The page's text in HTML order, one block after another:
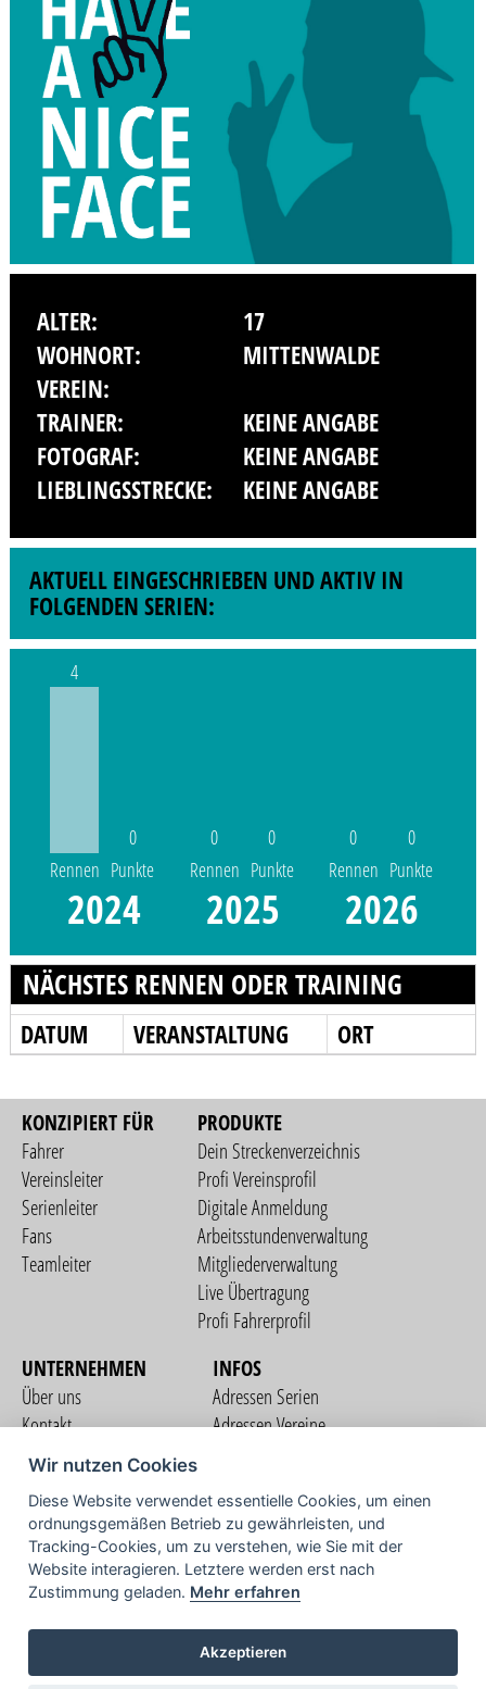
ALTER:
17
WOHNORT:
MITTENWALDE
VEREIN:
TRAINER:
KEINE ANGABE
FOTOGRAF:
KEINE ANGABE
LIEBLINGSSTRECKE:
KEINE ANGABE
AKTUELL EINGESCHRIEBEN UND AKTIV IN
FOLGENDEN SERIEN:
4
Rennen
0
Punkte
2024
0
Rennen
0
Punkte
2025
0
Rennen
0
Punkte
2026
NÄCHSTES RENNEN ODER TRAINING
DATUM VERANSTALTUNG ORT
KONZIPIERT FÜR
Fahrer
Vereinsleiter
Serienleiter
Fans
Teamleiter
PRODUKTE
Dein Streckenverzeichnis
Profi Vereinsprofil
Digitale Anmeldung
Arbeitsstundenverwaltung
Mitgliederverwaltung
Live Übertragung
Profi Fahrerprofil
UNTERNEHMEN
Über uns
Kontakt
Nutzungsbedingungen
Datenschutzerklärung
Impressum
INFOS
Adressen Serien
Adressen Vereine
COMMUNITY
TV
Wir nutzen Cookies
Diese Website verwendet essentielle Cookies, um einen
ordnungsgemäßen Betrieb zu gewährleisten, und
Tracking-Cookies, um zu verstehen, wie Sie mit der
Website interagieren. Letztere werden erst nach
Zustimmung geladen. Mehr erfahren
Akzeptieren